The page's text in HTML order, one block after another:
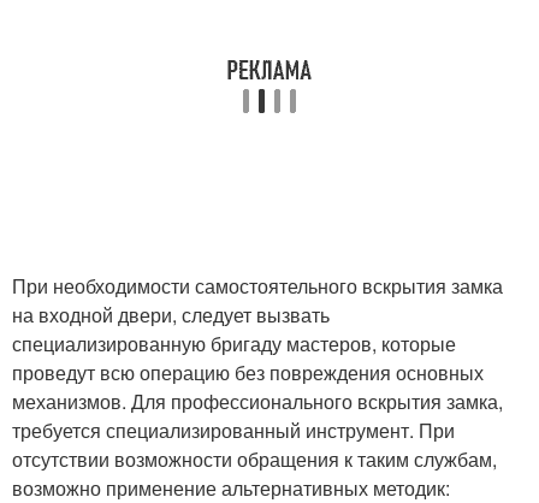
При необходимости самостоятельного вскрытия замка
на входной двери, следует вызвать
специализированную бригаду мастеров, которые
проведут всю операцию без повреждения основных
механизмов. Для профессионального вскрытия замка,
требуется специализированный инструмент. При
отсутствии возможности обращения к таким службам,
возможно применение альтернативных методик: